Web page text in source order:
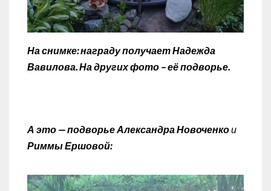
На снимке: награду получает Надежда
Вавилова. На других фото – её подворье.
А это — подворье Александра Новоченкои
Риммы Ершовой: